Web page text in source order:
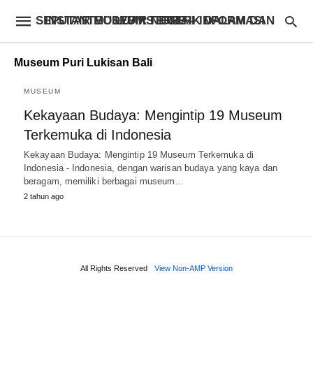
INSTANTBODYFIXSTORE – INFORMASI SEPUTAR MUSEUM TERBAIK DALAM DAN LUAR NEGERI
Museum Puri Lukisan Bali
MUSEUM
Kekayaan Budaya: Mengintip 19 Museum
Terkemuka di Indonesia
Kekayaan Budaya: Mengintip 19 Museum Terkemuka di
Indonesia - Indonesia, dengan warisan budaya yang kaya dan
beragam, memiliki berbagai museum…
2 tahun ago
All Rights Reserved View Non-AMP Version